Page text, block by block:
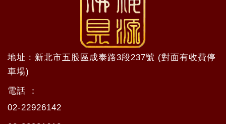
地址 : 新北市五股區成泰路3段237號 (對面有收費停
車場)
電話 ：
02-22926142